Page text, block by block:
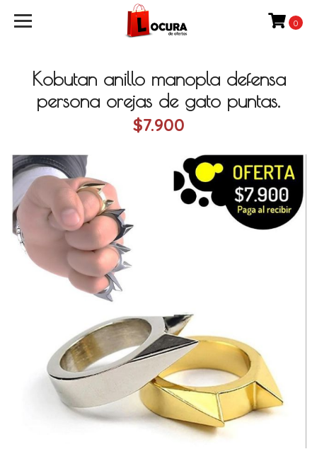
0
Kobutan anillo manopla defensa
persona orejas de gato puntas.
$7.900